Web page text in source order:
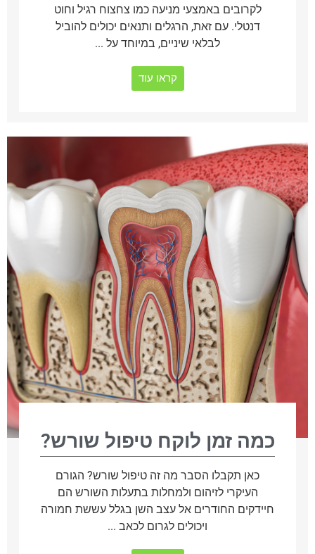
לקרובים באמצעי מניעה כמו צחצוח רגיל וחוט
דנטלי. עם זאת, הרגלים ותנאים יכולים להוביל
לבלאי שיניים, במיוחד על ...
קראו עוד
כמה זמן לוקח טיפול שורש?
כאן תקבלו הסבר מה זה טיפול שורש? הגורם
העיקרי לזיהום ולמחלות בתעלות השורש הם
חיידקים החודרים אל עצב השן בגלל עששת חמורה
ויכולים לגרום לכאב ...